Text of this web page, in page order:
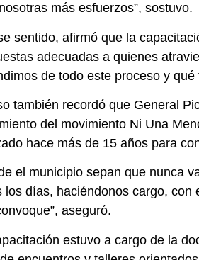
más esfuerzos”, sostuvo.
sentido, afirmó que la
adecuadas a quienes
de todo este proceso y qué
también recordó que General
del movimiento Ni Una
hace más de 15 años para
el municipio sepan que nunca
los días, haciéndonos cargo, con
aseguró.
estuvo a cargo de la